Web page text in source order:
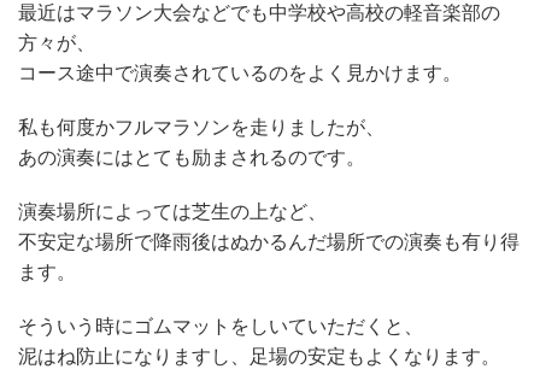
最近はマラソン大会などでも中学校や高校の軽音楽部の
方々が、
コース途中で演奏されているのをよく見かけます。
私も何度かフルマラソンを走りましたが、
あの演奏にはとても励まされるのです。
演奏場所によっては芝生の上など、
不安定な場所で降雨後はぬかるんだ場所での演奏も有り得
ます。
そういう時にゴムマットをしいていただくと、
泥はね防止になりますし、足場の安定もよくなります。